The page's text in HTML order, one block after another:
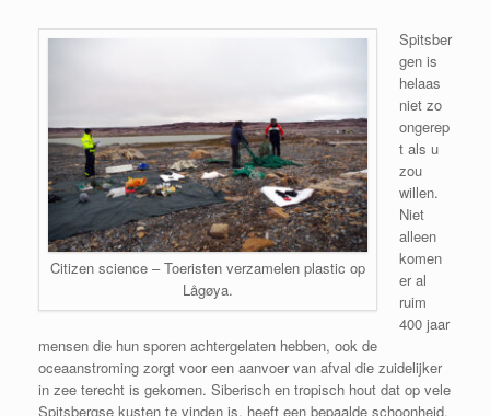
Citizen science – Toeristen verzamelen plastic op
Lågøya.
Spitsber
gen is
helaas
niet zo
ongerep
t als u
zou
willen.
Niet
alleen
komen
er al
ruim
400 jaar
mensen die hun sporen achtergelaten hebben, ook de
oceaanstroming zorgt voor een aanvoer van afval die zuidelijker
in zee terecht is gekomen. Siberisch en tropisch hout dat op vele
Spitsbergse kusten te vinden is, heeft een bepaalde schoonheid,